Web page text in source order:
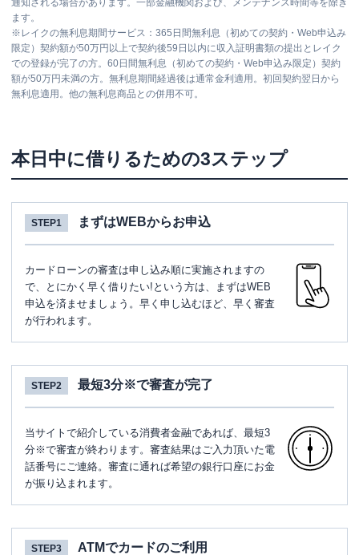
通知される場合があります。一部金融機関および、メンテナンス時間等を除き
ます。
※ レイクの無利息期間サービス：365日間無利息（初めての契約・Web申込み
限定）契約額が50万円以上で契約後59日以内に収入証明書類の提出とレイク
での登録が完了の方。60日間無利息（初めての契約・Web申込み限定）契約
額が50万円未満の方。無利息期間経過後は通常金利適用。初回契約翌日から
無利息適用。他の無利息商品との併用不可。
本日中に借りるための3ステップ
STEP1 まずはWEBからお申込
カードローンの審査は申し込み順に実施されますの
で、とにかく早く借りたい!という方は、まずはWEB
申込を済ませましょう。早く申し込むほど、早く審査
が行われます。
STEP2 最短3分※で審査が完了
当サイトで紹介している消費者金融であれば、最短3
分※で審査が終わります。審査結果はご入力頂いた電
話番号にご連絡。審査に通れば希望の銀行口座にお金
が振り込まれます。
STEP3 ATMでカードのご利用